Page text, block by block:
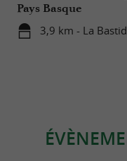
Pays Basque
3,9 km - La